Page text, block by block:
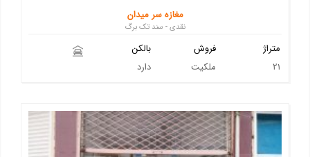
مغازه سر میدان
نقدی - سند تک برگ
بالکن
دارد
فروش
ملکیت
متراژ
21